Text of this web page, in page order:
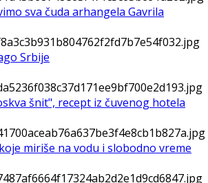
sva čuda arhangela Gavrila
Srbije
šnit", recept iz čuvenog hotela
miriše na vodu i slobodno vreme